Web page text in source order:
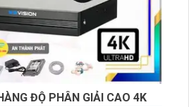
ĐỘ PHÂN GIẢI CAO 4K